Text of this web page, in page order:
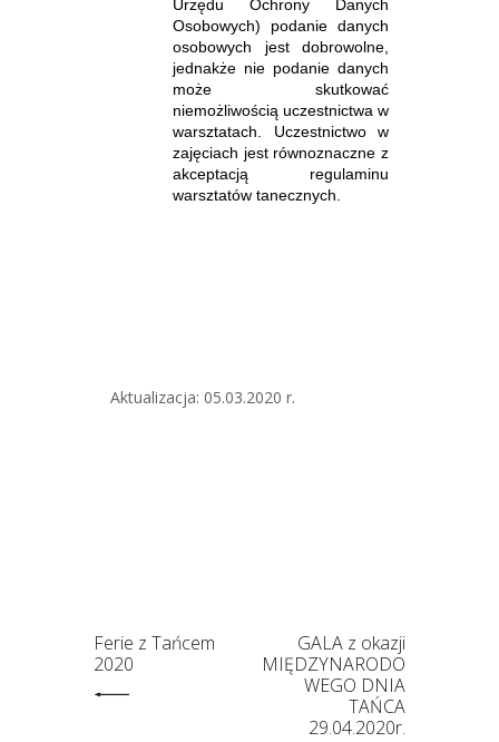
Urzędu Ochrony Danych
Osobowych) podanie danych
osobowych jest dobrowolne,
jednakże nie podanie danych
może skutkować
niemożliwością uczestnictwa w
warsztatach. Uczestnictwo w
zajęciach jest równoznaczne z
akceptacją regulaminu
warsztatów tanecznych.
Aktualizacja: 05.03.2020 r.
Ferie z Tańcem
2020
GALA z okazji
MIĘDZYNARODO
WEGO DNIA
TAŃCA
29.04.2020r.